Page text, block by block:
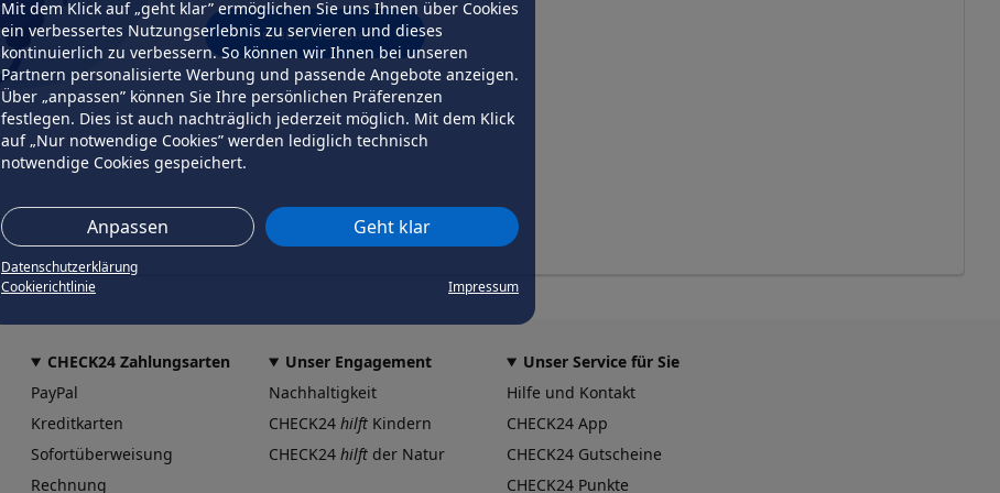
Mit dem Klick auf „geht klar” ermöglichen Sie uns Ihnen über Cookies
ein verbessertes Nutzungserlebnis zu servieren und dieses
kontinuierlich zu verbessern. So können wir Ihnen bei unseren
Partnern personalisierte Werbung und passende Angebote anzeigen.
Über „anpassen” können Sie Ihre persönlichen Präferenzen
festlegen. Dies ist auch nachträglich jederzeit möglich. Mit dem Klick
auf „Nur notwendige Cookies” werden lediglich technisch
notwendige Cookies gespeichert.
Anpassen Geht klar
Datenschutzerklärung
Cookierichtlinie
Impressum
erneut versuchen
CHECK24 Zahlungsarten
PayPal
Kreditkarten
Sofortüberweisung
Rechnung
Unser Engagement
Nachhaltigkeit
CHECK24 hilft Kindern
CHECK24 hilft der Natur
Unser Service für Sie
Hilfe und Kontakt
CHECK24 App
CHECK24 Gutscheine
CHECK24 Punkte